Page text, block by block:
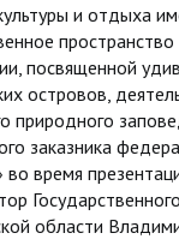
и отдыха
посвященной
островов,
природного
заказника
время
области